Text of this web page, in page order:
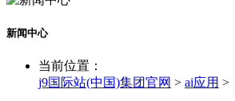
新闻中心
当前位置：
j9国际站(中国)集团官网 > ai应用 >